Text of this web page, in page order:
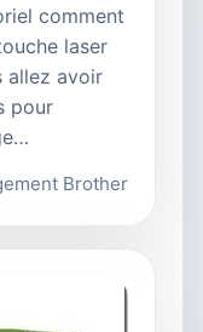
comment
laser
allez avoir
pour
Brother